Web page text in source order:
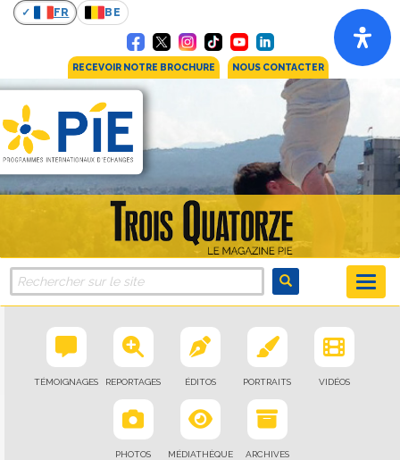
FR BE
RECEVOIR NOTRE BROCHURE NOUS CONTACTER
TÉMOIGNAGES REPORTAGES ÉDITOS PORTRAITS VIDÉOS
PHOTOS MÉDIATHÈQUE ARCHIVES